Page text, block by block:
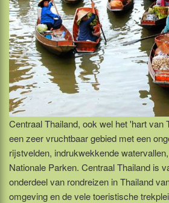
Centraal Thailand, ook wel het 'hart van
een zeer vruchtbaar gebied met een
rijstvelden, indrukwekkende
Nationale Parken. Centraal Thailand is
onderdeel van rondreizen in Thailand
omgeving en de vele toeristische